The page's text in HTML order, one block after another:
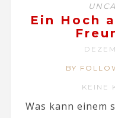
Ein Hoch
BY
KEINE
Was kann einem